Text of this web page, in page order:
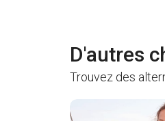
D'autres
Trouvez des